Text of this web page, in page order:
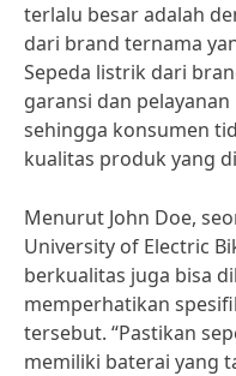
terlalu besar adalah
dari brand ternama
Sepeda listrik dari
garansi dan
sehingga konsumen
kualitas produk yang
Menurut John Doe,
University of Electric
berkualitas juga bisa
memperhatikan
tersebut. “Pastikan
memiliki baterai yang